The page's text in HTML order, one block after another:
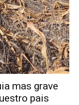
mas grave
pais